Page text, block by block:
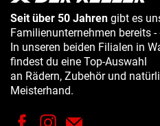
Seit über 50 Jahren gibt es
Familienunternehmen bereits
In unseren beiden Filialen in
findest du eine Top-Auswahl
an Rädern, Zubehör und
Meisterhand.